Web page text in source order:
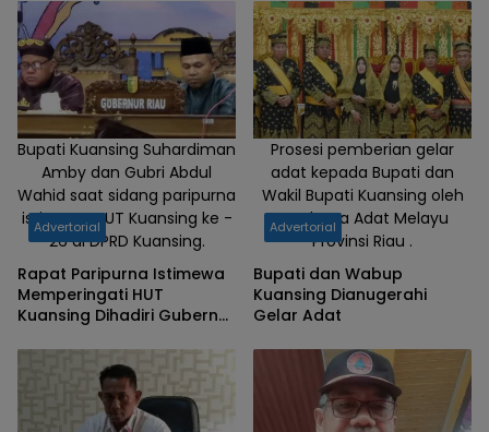
Bupati Kuansing Suhardiman
Amby dan Gubri Abdul
Wahid saat sidang paripurna
istimewa HUT Kuansing ke -
26 di DPRD Kuansing.
Advertorial
Rapat Paripurna Istimewa
Memperingati HUT
Kuansing Dihadiri Gubernur
Prosesi pemberian gelar
adat kepada Bupati dan
Wakil Bupati Kuansing oleh
Lembaga Adat Melayu
Provinsi Riau .
Advertorial
Bupati dan Wabup
Kuansing Dianugerahi
Gelar Adat